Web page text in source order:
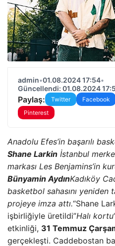
admin•01.08.2024 17:54•
Güncellendi: 01.08.2024
Paylaş: Twitter Facebook
Pinterest
Anadolu Efes’in başarılı
Shane Larkin İstanbul
markası Les Benjamins’in
Bünyamin AydınKadıköy
basketbol sahasını
projeye imza attı.“Shane
işbirliğiyle üretildi”Halı kortu
etkinliği, 31 Temmuz
gerçekleşti. Caddebostan